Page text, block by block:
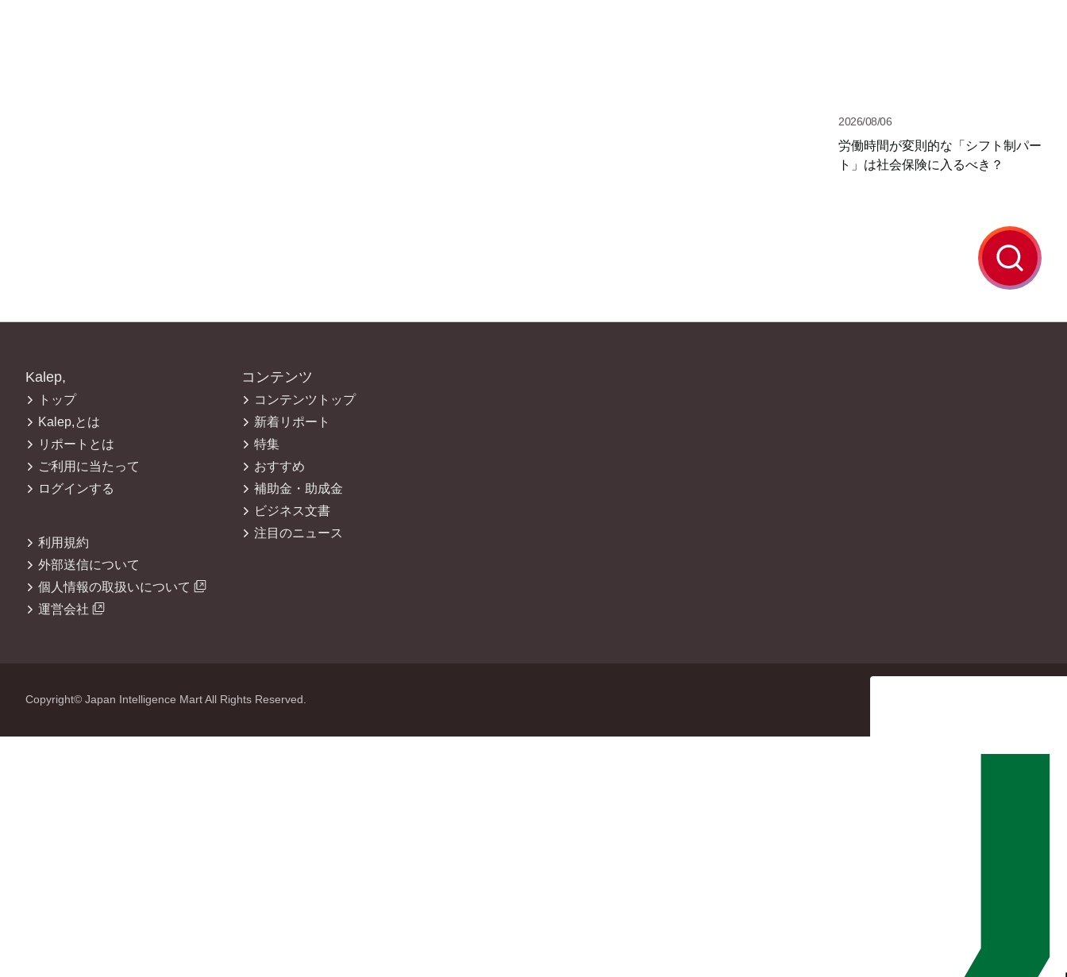
2026/08/06
労働時間が変則的な「シフト制パー
ト」は社会保険に入るべき？
Kalep,
トップ
Kalep,とは
リポートとは
ご利用に当たって
ログインする
利用規約
外部送信について
個人情報の取扱いについて
運営会社
コンテンツ
コンテンツトップ
新着リポート
特集
おすすめ
補助金・助成金
ビジネス文書
注目のニュース
Copyright© Japan Intelligence Mart All Rights Reserved.